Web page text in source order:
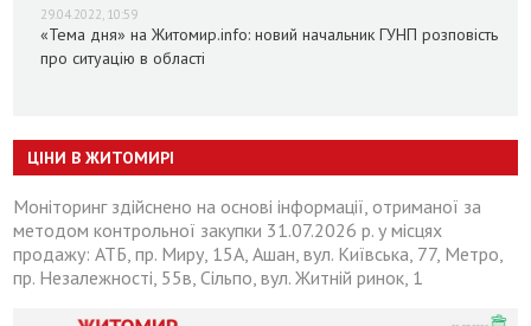
29.04.2022, 10:59
«Тема дня» на Житомир.info: новий начальник ГУНП розповість
про ситуацію в області
ЦІНИ В ЖИТОМИРІ
Моніторинг здійснено на основі інформації, отриманої за
методом контрольної закупки 31.07.2026 р. у місцях
продажу: АТБ, пр. Миру, 15А, Ашан, вул. Київська, 77, Метро,
пр. Незалежності, 55в, Сільпо, вул. Житній ринок, 1